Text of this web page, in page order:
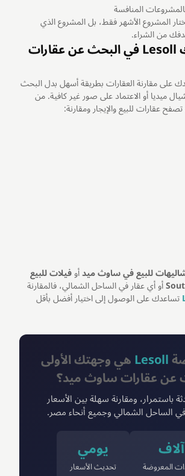
المنافسة
المشروع الأشهر فقط، بل المشروع الذي
من الشراء.
كيف يساعدك Lesoll في البحث عن عقارات
على مقارنة العقارات بطريقة أسهل بدل البحث
ميديا أو الاعتماد على صور غير كافية. من
للبيع في ساوث ميدأوفيلات للبيع
أو أي عقار في الساحل الشمالي، فالمقارنة
تساعدك على الوصول إلى اختيار أفضل بأقل
Lesollهي وجهتك الأولى
عن عقارات ساوث ميد؟
باستمرار، ومقارنة سهلة بين الأسعار
الساحل الشمالي وجميع أنحاء مصر.
آلاف
المعروضة
يومي
تحديث الأسعار